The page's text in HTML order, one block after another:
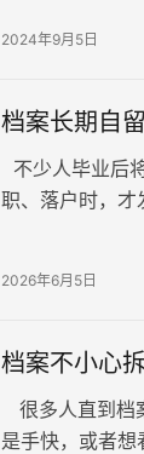
能存吗？
2024年9月5日
档案长期自
不少人毕业后
职、落户时，才
2026年6月5日
档案不小心
很多人直到档
是手快，或者